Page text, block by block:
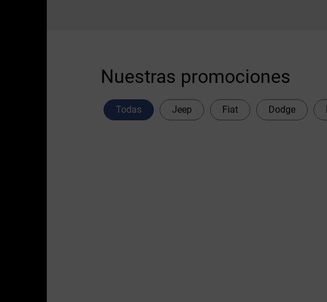
Nuestras promociones
Todas Jeep Fiat Dodge